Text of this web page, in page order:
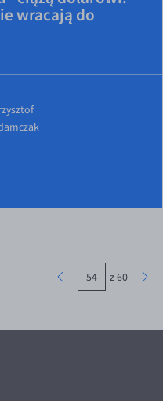
wracają do
z 60